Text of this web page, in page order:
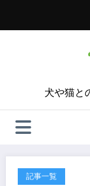
犬や猫と
記事一覧